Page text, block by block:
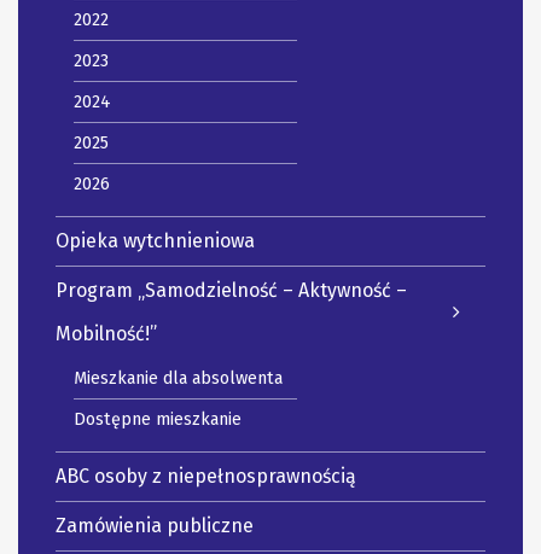
2022
2023
2024
2025
2026
Opieka wytchnieniowa
Program „Samodzielność – Aktywność –
Mobilność!”
Mieszkanie dla absolwenta
Dostępne mieszkanie
ABC osoby z niepełnosprawnością
Zamówienia publiczne